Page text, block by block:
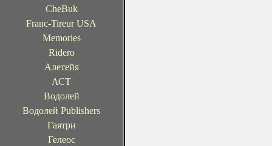
CheBuk
Franc-Tireur USA
Memories
Ridero
Алетейя
АСТ
Водолей
Водолей Publishers
Гаятри
Гелеос